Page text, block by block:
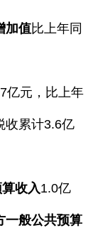
加值比上年同
亿元，比上年
收累计3.6亿
收入1.0亿
一般公共预算